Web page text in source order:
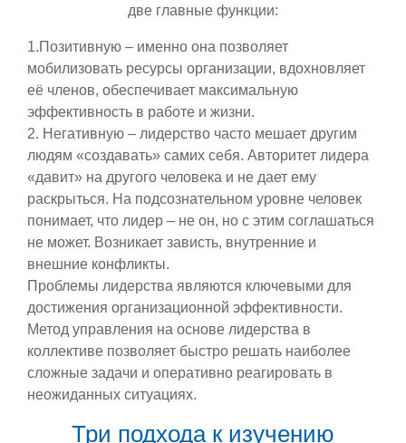
две главные функции:
1.Позитивную – именно она позволяет
мобилизовать ресурсы организации, вдохновляет
её членов, обеспечивает максимальную
эффективность в работе и жизни.
2. Негативную – лидерство часто мешает другим
людям «создавать» самих себя. Авторитет лидера
«давит» на другого человека и не дает ему
раскрыться. На подсознательном уровне человек
понимает, что лидер – не он, но с этим соглашаться
не может. Возникает зависть, внутренние и
внешние конфликты.
Проблемы лидерства являются ключевыми для
достижения организационной эффективности.
Метод управления на основе лидерства в
коллективе позволяет быстро решать наиболее
сложные задачи и оперативно реагировать в
неожиданных ситуациях.
Три подхода к изучению